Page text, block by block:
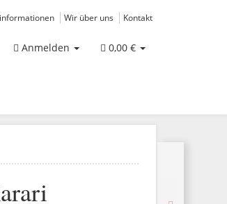
Wir über uns Kontakt
Anmelden 0,00 €